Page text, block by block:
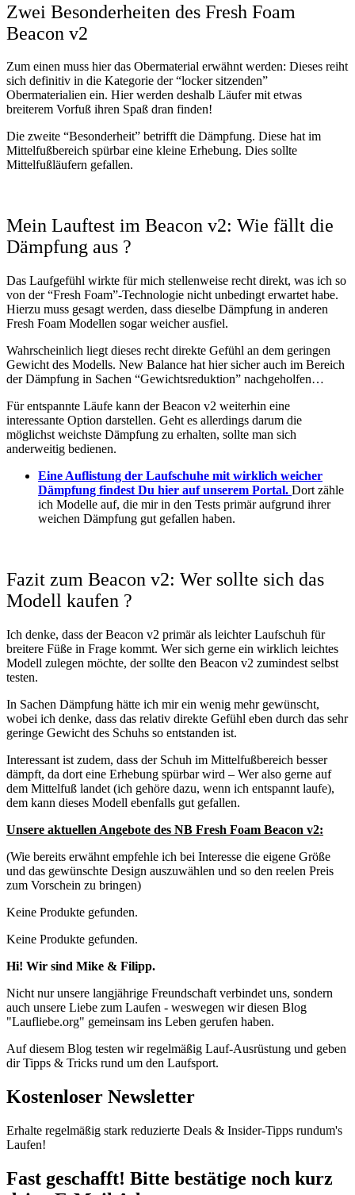
Zwei Besonderheiten des Fresh Foam
Beacon v2
Zum einen muss hier das Obermaterial erwähnt werden: Dieses reiht
sich definitiv in die Kategorie der “locker sitzenden”
Obermaterialien ein. Hier werden deshalb Läufer mit etwas
breiterem Vorfuß ihren Spaß dran finden!
Die zweite “Besonderheit” betrifft die Dämpfung. Diese hat im
Mittelfußbereich spürbar eine kleine Erhebung. Dies sollte
Mittelfußläufern gefallen.
Mein Lauftest im Beacon v2: Wie fällt die
Dämpfung aus ?
Das Laufgefühl wirkte für mich stellenweise recht direkt, was ich so
von der “Fresh Foam”-Technologie nicht unbedingt erwartet habe.
Hierzu muss gesagt werden, dass dieselbe Dämpfung in anderen
Fresh Foam Modellen sogar weicher ausfiel.
Wahrscheinlich liegt dieses recht direkte Gefühl an dem geringen
Gewicht des Modells. New Balance hat hier sicher auch im Bereich
der Dämpfung in Sachen “Gewichtsreduktion” nachgeholfen…
Für entspannte Läufe kann der Beacon v2 weiterhin eine
interessante Option darstellen. Geht es allerdings darum die
möglichst weichste Dämpfung zu erhalten, sollte man sich
anderweitig bedienen.
Eine Auflistung der Laufschuhe mit wirklich weicher
Dämpfung findest Du hier auf unserem Portal. Dort zähle
ich Modelle auf, die mir in den Tests primär aufgrund ihrer
weichen Dämpfung gut gefallen haben.
Fazit zum Beacon v2: Wer sollte sich das
Modell kaufen ?
Ich denke, dass der Beacon v2 primär als leichter Laufschuh für
breitere Füße in Frage kommt. Wer sich gerne ein wirklich leichtes
Modell zulegen möchte, der sollte den Beacon v2 zumindest selbst
testen.
In Sachen Dämpfung hätte ich mir ein wenig mehr gewünscht,
wobei ich denke, dass das relativ direkte Gefühl eben durch das sehr
geringe Gewicht des Schuhs so entstanden ist.
Interessant ist zudem, dass der Schuh im Mittelfußbereich besser
dämpft, da dort eine Erhebung spürbar wird – Wer also gerne auf
dem Mittelfuß landet (ich gehöre dazu, wenn ich entspannt laufe),
dem kann dieses Modell ebenfalls gut gefallen.
Unsere aktuellen Angebote des NB Fresh Foam Beacon v2:
(Wie bereits erwähnt empfehle ich bei Interesse die eigene Größe
und das gewünschte Design auszuwählen und so den reelen Preis
zum Vorschein zu bringen)
Keine Produkte gefunden.
Keine Produkte gefunden.
Hi! Wir sind Mike & Filipp.
Nicht nur unsere langjährige Freundschaft verbindet uns, sondern
auch unsere Liebe zum Laufen - weswegen wir diesen Blog
"Laufliebe.org" gemeinsam ins Leben gerufen haben.
Auf diesem Blog testen wir regelmäßig Lauf-Ausrüstung und geben
dir Tipps & Tricks rund um den Laufsport.
Kostenloser Newsletter
Erhalte regelmäßig stark reduzierte Deals & Insider-Tipps rundum's
Laufen!
Fast geschafft! Bitte bestätige noch kurz